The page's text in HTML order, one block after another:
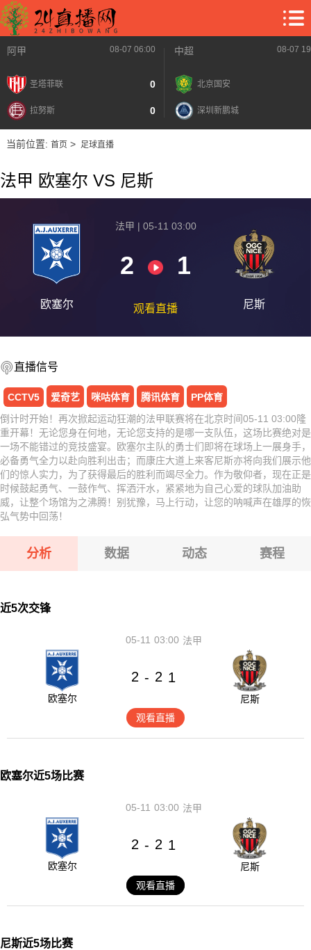
阿甲 08-07 06:00
圣塔菲联 0
拉努斯 0
中超 08-07
北京国安
深圳新鹏城
当前位置: 首页> 足球直播
法甲 欧塞尔 VS 尼斯
欧塞尔
法甲 | 05-11 03:00
2 1
观看直播 尼斯
直播信号
CCTV5 爱奇艺 咪咕体育 腾讯体育
PP体育
倒计时开始！再次掀起运动狂潮的法甲联赛将在北京时间05-11 03:00隆
重开幕！无论您身在何地，无论您支持的是哪一支队伍，这场比赛绝对是
一场不能错过的竞技盛宴。欧塞尔主队的勇士们即将在球场上一展身手，
必备勇气全力以赴向胜利出击；而康庄大道上来客尼斯亦将向我们展示他
们的惊人实力，为了获得最后的胜利而竭尽全力。作为敬仰者，现在正是
时候鼓起勇气、一鼓作气、挥洒汗水，紧紧地为自己心爱的球队加油助
威，让整个场馆为之沸腾！别犹豫，马上行动，让您的呐喊声在雄厚的恢
弘气势中回荡！
分析 数据 动态 赛程
近5次交锋
03:00
05-11 法甲
欧塞尔
2 - 2 1
尼斯
观看直播
欧塞尔近5场比赛
03:00
05-11 法甲
欧塞尔
2 - 2 1
尼斯
观看直播
尼斯近5场比赛